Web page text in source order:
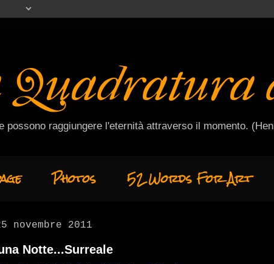
possono raggiungere l'eternità attraverso il momento.
Photos 52 Words For Art
novembre 2011
Notte...Surreale